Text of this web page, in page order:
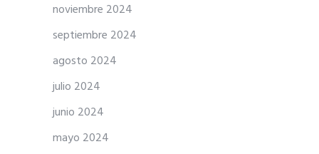
noviembre 2024
septiembre 2024
agosto 2024
julio 2024
junio 2024
mayo 2024